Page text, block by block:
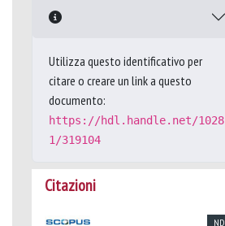
Utilizza questo identificativo per
citare o creare un link a questo
documento:
https://hdl.handle.net/1028
1/319104
Citazioni
ND